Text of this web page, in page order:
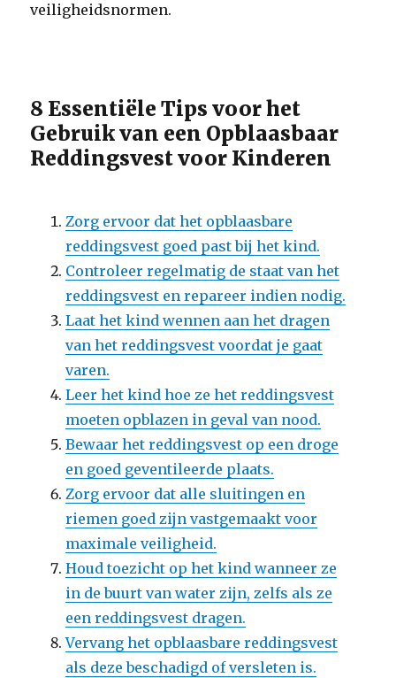
veiligheidsnormen.
8 Essentiële Tips voor het
Gebruik van een Opblaasbaar
Reddingsvest voor Kinderen
Zorg ervoor dat het opblaasbare
reddingsvest goed past bij het kind.
Controleer regelmatig de staat van het
reddingsvest en repareer indien nodig.
Laat het kind wennen aan het dragen
van het reddingsvest voordat je gaat
varen.
Leer het kind hoe ze het reddingsvest
moeten opblazen in geval van nood.
Bewaar het reddingsvest op een droge
en goed geventileerde plaats.
Zorg ervoor dat alle sluitingen en
riemen goed zijn vastgemaakt voor
maximale veiligheid.
Houd toezicht op het kind wanneer ze
in de buurt van water zijn, zelfs als ze
een reddingsvest dragen.
Vervang het opblaasbare reddingsvest
als deze beschadigd of versleten is.